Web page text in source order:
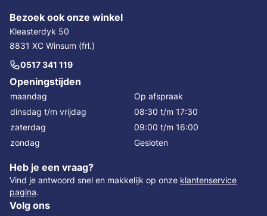
Bezoek ook onze winkel
Kleasterdyk 50
8831 XC Winsum (frl.)
0517 341 119
Openingstijden
maandag
Op afspraak
dinsdag t/m vrijdag
08:30 t/m 17:30
zaterdag
09:00 t/m 16:00
zondag
Gesloten
Heb je een vraag?
Vind je antwoord snel en makkelijk op onze klantenservice
pagina.
Volg ons